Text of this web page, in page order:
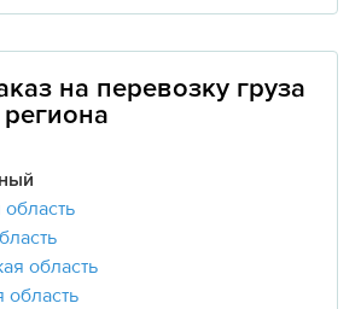
на перевозку груза
область
область